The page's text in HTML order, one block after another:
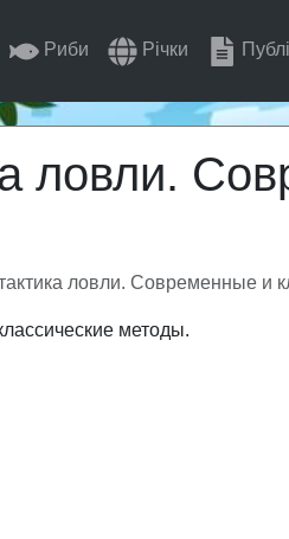
Риби Річки
ловли.
ловли. Современные и
методы.